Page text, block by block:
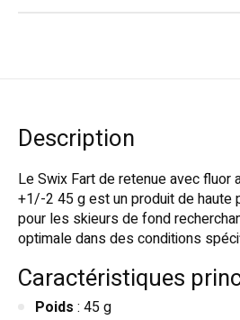
Description
Le Swix Fart de retenue avec fluor
+1/-2 45 g est un produit de haute
pour les skieurs de fond
optimale dans des conditions
Caractéristiques
Poids : 45 g